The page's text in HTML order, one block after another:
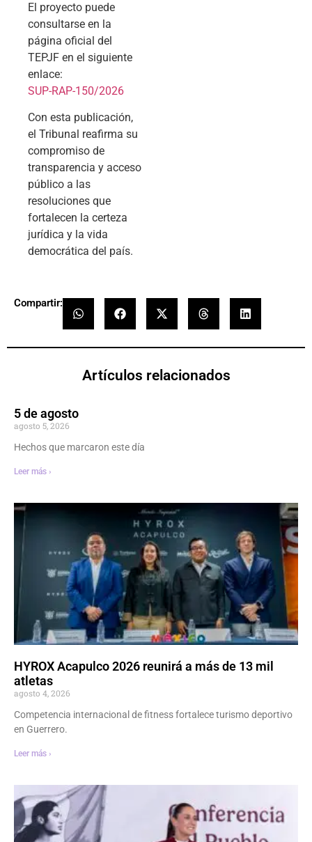
El proyecto puede
consultarse en la
página oficial del
TEPJF en el siguiente
enlace:
SUP-RAP-150/2026
Con esta publicación,
el Tribunal reafirma su
compromiso de
transparencia y acceso
público a las
resoluciones que
fortalecen la certeza
jurídica y la vida
democrática del país.
Compartir:
Artículos relacionados
5 de agosto
agosto 5, 2026
Hechos que marcaron este día
Leer más ›
HYROX Acapulco 2026 reunirá a más de 13 mil
atletas
agosto 4, 2026
Competencia internacional de fitness fortalece turismo deportivo
en Guerrero.
Leer más ›